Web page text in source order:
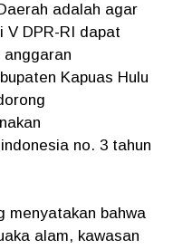
adalah agar
V DPR-RI dapat
anggaran
Kapuas Hulu
no. 3 tahun
menyatakan bahwa
alam, kawasan